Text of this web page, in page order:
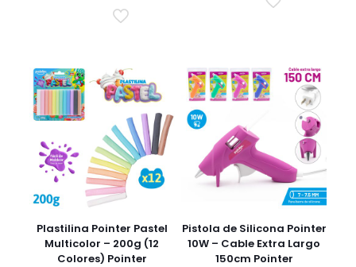
Plastilina Pointer Pastel
Multicolor – 200g (12
Colores) Pointer
Pistola de Silicona Pointer
10W – Cable Extra Largo
150cm Pointer